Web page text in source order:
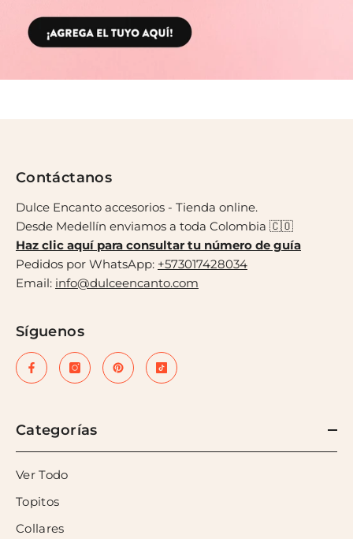
Contáctanos
Dulce Encanto accesorios - Tienda online.
Desde Medellín enviamos a toda Colombia 🇨🇴
Haz clic aquí para consultar tu número de guía
Pedidos por WhatsApp: +573017428034
Email: info@dulceencanto.com
Síguenos
Categorías
Ver Todo
Topitos
Collares